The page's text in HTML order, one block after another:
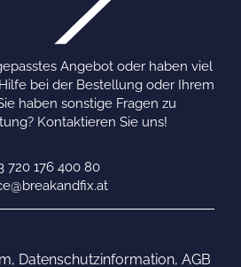
Angebot oder haben viel
bei der Bestellung oder Ihrem
haben sonstige Fragen zu
Kontaktieren Sie uns!
720 176 400 80
, Datenschutzinformation, AGB